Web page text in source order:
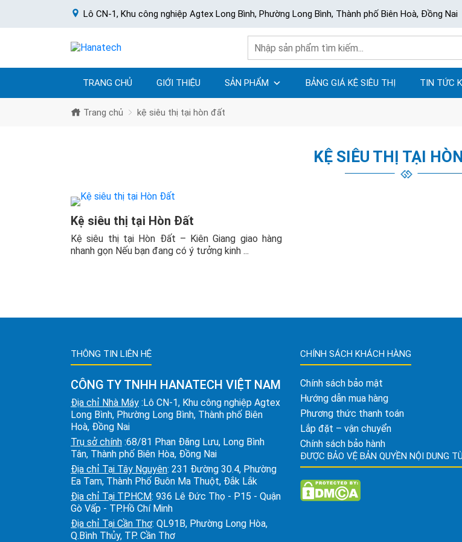
Lô CN-1, Khu công nghiệp Agtex Long Bình, Phường Long Bình, Thành phố Biên Hoà, Đồng Nai
TRANG CHỦ GIỚI THIỆU SẢN PHẨM BẢNG GIÁ KỆ SIÊU THỊ TIN TỨC
Trang chủ kệ siêu thị tại hòn đất
KỆ SIÊU THỊ TẠI
Kệ siêu thị tại Hòn Đất
Kệ siêu thị tại Hòn Đất – Kiên Giang giao hàng
nhanh gọn Nếu bạn đang có ý tưởng kinh ...
THÔNG TIN LIÊN HỆ
CÔNG TY TNHH HANATECH VIỆT NAM
Địa chỉ Nhà Máy :Lô CN-1, Khu công nghiệp Agtex
Long Bình, Phường Long Bình, Thành phố Biên
Hoà, Đồng Nai
Trụ sở chính :68/81 Phan Đăng Lưu, Long Bình
Tân, Thành phố Biên Hòa, Đồng Nai
Địa chỉ Tại Tây Nguyên: 231 Đường 30.4, Phường
Ea Tam, Thành Phố Buôn Ma Thuột, Đắk Lắk
Địa chỉ Tại TPHCM: 936 Lê Đức Thọ - P15 - Quận
Gò Vấp - TP.Hồ Chí Minh
Địa chỉ Tại Cần Thơ: QL91B, Phường Long Hòa,
Q.Bình Thủy, TP. Cần Thơ
CHÍNH SÁCH KHÁCH HÀNG
Chính sách bảo mật
Hướng dẫn mua hàng
Phương thức thanh toán
Lắp đặt – vận chuyển
Chính sách bảo hành
ĐƯỢC BẢO VỆ BẢN QUYỀN NỘI DUNG